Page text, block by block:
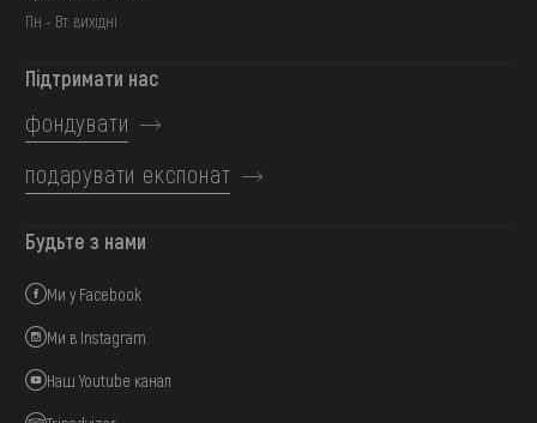
Пн - Вт: вихідні
Підтримати нас
фондувати
подарувати експонат
Будьте з нами
Ми у Facebook
Ми в Instagram
Наш Youtube канал